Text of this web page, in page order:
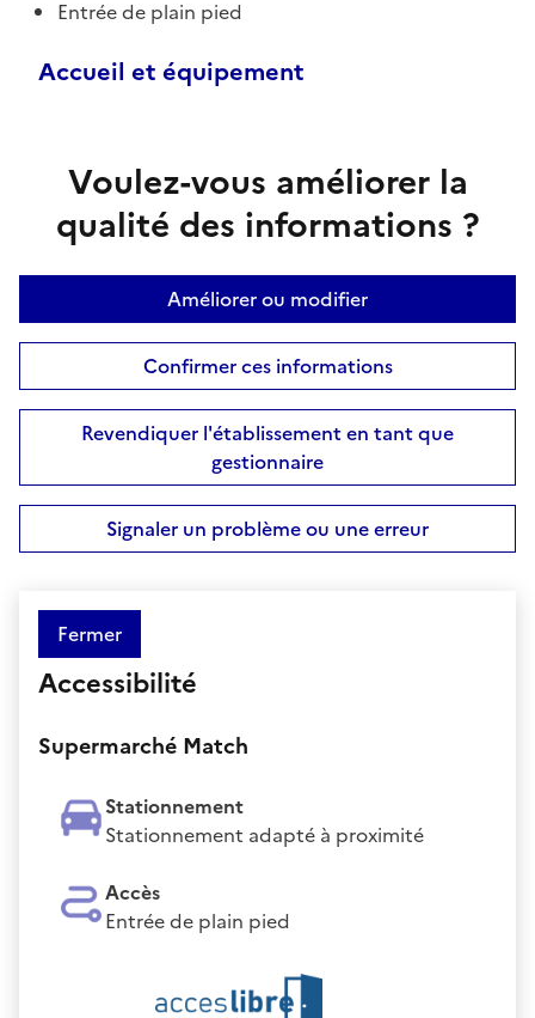
Entrée de plain pied
Accueil et équipement
Voulez-vous améliorer la
qualité des informations ?
Améliorer ou modifier
Confirmer ces informations
Revendiquer l'établissement en tant que
gestionnaire
Signaler un problème ou une erreur
Fermer
Accessibilité
Supermarché Match
Stationnement
Stationnement adapté à proximité
Accès
Entrée de plain pied